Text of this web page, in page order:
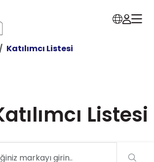
Katılımcı Listesi
Listesi